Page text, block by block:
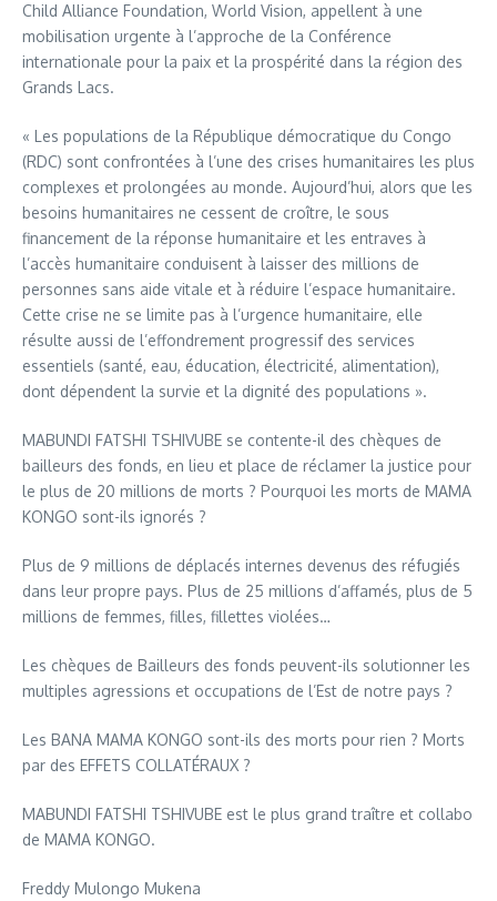
Child Alliance Foundation, World Vision, appellent à une
mobilisation urgente à l’approche de la Conférence
internationale pour la paix et la prospérité dans la région des
Grands Lacs.
« Les populations de la République démocratique du Congo
(RDC) sont confrontées à l’une des crises humanitaires les plus
complexes et prolongées au monde. Aujourd’hui, alors que les
besoins humanitaires ne cessent de croître, le sous
financement de la réponse humanitaire et les entraves à
l’accès humanitaire conduisent à laisser des millions de
personnes sans aide vitale et à réduire l’espace humanitaire.
Cette crise ne se limite pas à l’urgence humanitaire, elle
résulte aussi de l’effondrement progressif des services
essentiels (santé, eau, éducation, électricité, alimentation),
dont dépendent la survie et la dignité des populations ».
MABUNDI FATSHI TSHIVUBE se contente-il des chèques de
bailleurs des fonds, en lieu et place de réclamer la justice pour
le plus de 20 millions de morts ? Pourquoi les morts de MAMA
KONGO sont-ils ignorés ?
Plus de 9 millions de déplacés internes devenus des réfugiés
dans leur propre pays. Plus de 25 millions d’affamés, plus de 5
millions de femmes, filles, fillettes violées…
Les chèques de Bailleurs des fonds peuvent-ils solutionner les
multiples agressions et occupations de l’Est de notre pays ?
Les BANA MAMA KONGO sont-ils des morts pour rien ? Morts
par des EFFETS COLLATÉRAUX ?
MABUNDI FATSHI TSHIVUBE est le plus grand traître et collabo
de MAMA KONGO.
Freddy Mulongo Mukena